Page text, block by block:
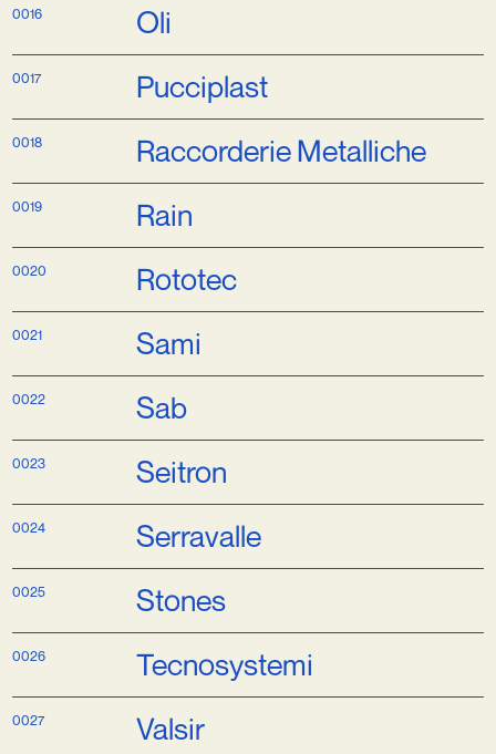
Lira
0016
Oli
0017
Pucciplast
0018
Raccorderie
0019
Rain
0020
Rototec
0021
Sami
0022
Sab
0023
Seitron
0024
Serravalle
0025
Stones
0026
Tecnosystemi
0027